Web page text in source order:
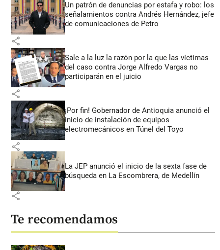
Un patrón de denuncias por estafa y robo: los
señalamientos contra Andrés Hernández, jefe
de comunicaciones de Petro
share
Sale a la luz la razón por la que las víctimas
del caso contra Jorge Alfredo Vargas no
participarán en el juicio
share
¡Por fin! Gobernador de Antioquia anunció el
inicio de instalación de equipos
electromecánicos en Túnel del Toyo
share
La JEP anunció el inicio de la sexta fase de
búsqueda en La Escombrera, de Medellín
share
Te recomendamos